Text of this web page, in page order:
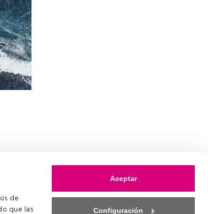
de
que las
Aceptar
Configuración